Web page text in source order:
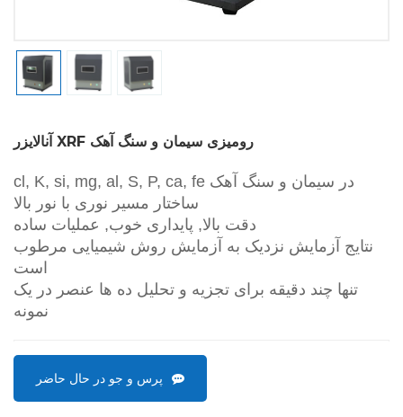
آنالایزر XRF رومیزی سیمان و سنگ آهک
cl, K, si, mg, al, S, P, ca, fe در سیمان و سنگ آهک
ساختار مسیر نوری با نور بالا
دقت بالا, پایداری خوب, عملیات ساده
نتایج آزمایش نزدیک به آزمایش روش شیمیایی مرطوب
است
تنها چند دقیقه برای تجزیه و تحلیل ده ها عنصر در یک
نمونه
پرس و جو در حال حاضر